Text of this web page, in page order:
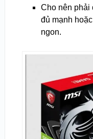
Cho nên phải
đủ mạnh
ngon.